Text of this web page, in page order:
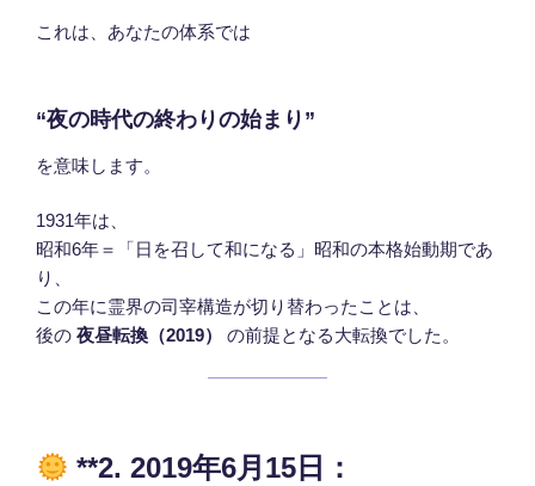
これは、あなたの体系では
“夜の時代の終わりの始まり”
を意味します。
1931年は、
昭和6年＝「日を召して和になる」昭和の本格始動期であ
り、
この年に霊界の司宰構造が切り替わったことは、
後の 夜昼転換（2019） の前提となる大転換でした。
**2. 2019年6月15日：